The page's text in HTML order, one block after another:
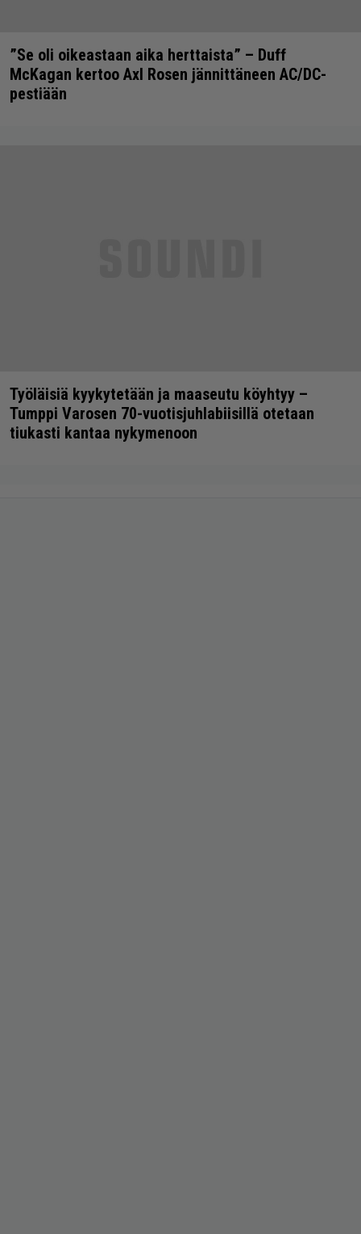
”Se oli oikeastaan aika herttaista” – Duff
McKagan kertoo Axl Rosen jännittäneen AC/DC-
pestiään
Työläisiä kyykytetään ja maaseutu köyhtyy –
Tumppi Varosen 70-vuotisjuhlabiisillä otetaan
tiukasti kantaa nykymenoon